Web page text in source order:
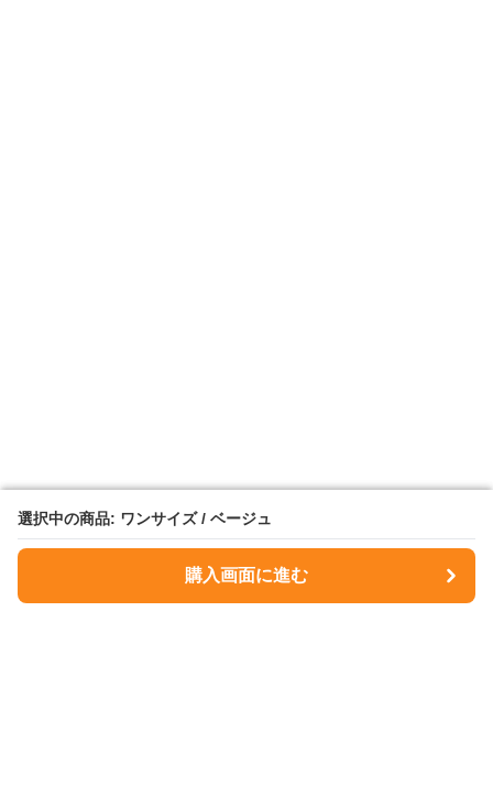
選択中の商品: ワンサイズ / ベージュ
購入画面に進む
選択中の商品: ワンサイズ / ベージュ
購入画面に進む